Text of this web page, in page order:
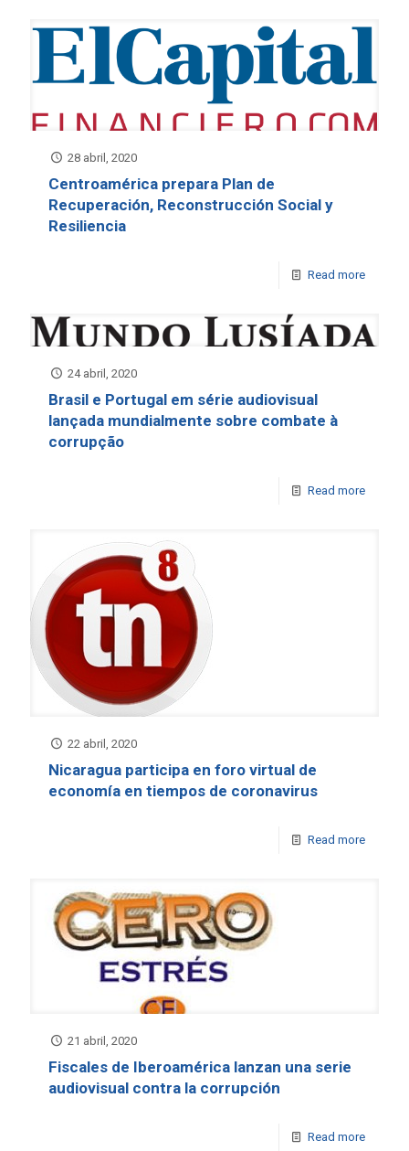
28 abril, 2020
Centroamérica prepara Plan de
Recuperación, Reconstrucción Social y
Resiliencia
Read more
24 abril, 2020
Brasil e Portugal em série audiovisual
lançada mundialmente sobre combate à
corrupção
Read more
22 abril, 2020
Nicaragua participa en foro virtual de
economía en tiempos de coronavirus
Read more
21 abril, 2020
Fiscales de Iberoamérica lanzan una serie
audiovisual contra la corrupción
Read more